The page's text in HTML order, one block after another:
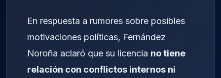
En respuesta a rumores sobre posibles
motivaciones políticas, Fernández
Noroña aclaró que su licencia no tiene
relación con conflictos internos ni